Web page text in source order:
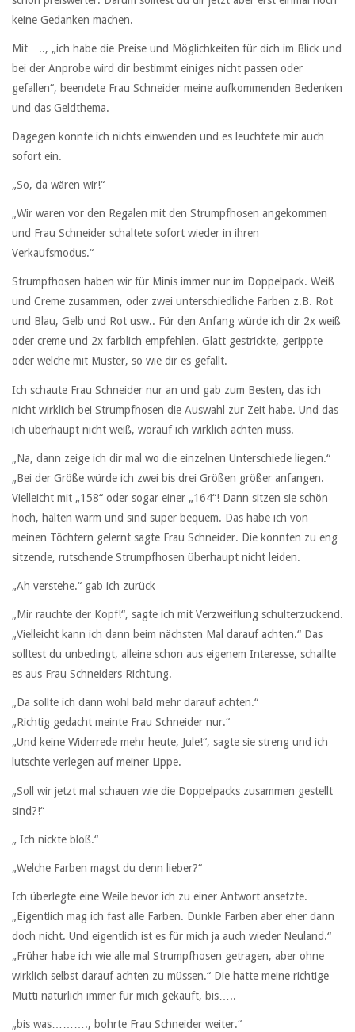
keine Gedanken machen.
Mit….., „ich habe die Preise und Möglichkeiten für dich im Blick und
bei der Anprobe wird dir bestimmt einiges nicht passen oder
gefallen“, beendete Frau Schneider meine aufkommenden Bedenken
und das Geldthema.
Dagegen konnte ich nichts einwenden und es leuchtete mir auch
sofort ein.
„So, da wären wir!“
„Wir waren vor den Regalen mit den Strumpfhosen angekommen
und Frau Schneider schaltete sofort wieder in ihren
Verkaufsmodus.“
Strumpfhosen haben wir für Minis immer nur im Doppelpack. Weiß
und Creme zusammen, oder zwei unterschiedliche Farben z.B. Rot
und Blau, Gelb und Rot usw.. Für den Anfang würde ich dir 2x weiß
oder creme und 2x farblich empfehlen. Glatt gestrickte, gerippte
oder welche mit Muster, so wie dir es gefällt.
Ich schaute Frau Schneider nur an und gab zum Besten, das ich
nicht wirklich bei Strumpfhosen die Auswahl zur Zeit habe. Und das
ich überhaupt nicht weiß, worauf ich wirklich achten muss.
„Na, dann zeige ich dir mal wo die einzelnen Unterschiede liegen.“
„Bei der Größe würde ich zwei bis drei Größen größer anfangen.
Vielleicht mit „158“ oder sogar einer „164“! Dann sitzen sie schön
hoch, halten warm und sind super bequem. Das habe ich von
meinen Töchtern gelernt sagte Frau Schneider. Die konnten zu eng
sitzende, rutschende Strumpfhosen überhaupt nicht leiden.
„Ah verstehe.“ gab ich zurück
„Mir rauchte der Kopf!“, sagte ich mit Verzweiflung schulterzuckend.
„Vielleicht kann ich dann beim nächsten Mal darauf achten.“ Das
solltest du unbedingt, alleine schon aus eigenem Interesse, schallte
es aus Frau Schneiders Richtung.
„Da sollte ich dann wohl bald mehr darauf achten.“
„Richtig gedacht meinte Frau Schneider nur.“
„Und keine Widerrede mehr heute, Jule!“, sagte sie streng und ich
lutschte verlegen auf meiner Lippe.
„Soll wir jetzt mal schauen wie die Doppelpacks zusammen gestellt
sind?!“
„ Ich nickte bloß.“
„Welche Farben magst du denn lieber?“
Ich überlegte eine Weile bevor ich zu einer Antwort ansetzte.
„Eigentlich mag ich fast alle Farben. Dunkle Farben aber eher dann
doch nicht. Und eigentlich ist es für mich ja auch wieder Neuland.“
„Früher habe ich wie alle mal Strumpfhosen getragen, aber ohne
wirklich selbst darauf achten zu müssen.“ Die hatte meine richtige
Mutti natürlich immer für mich gekauft, bis…..
„bis was………., bohrte Frau Schneider weiter.“